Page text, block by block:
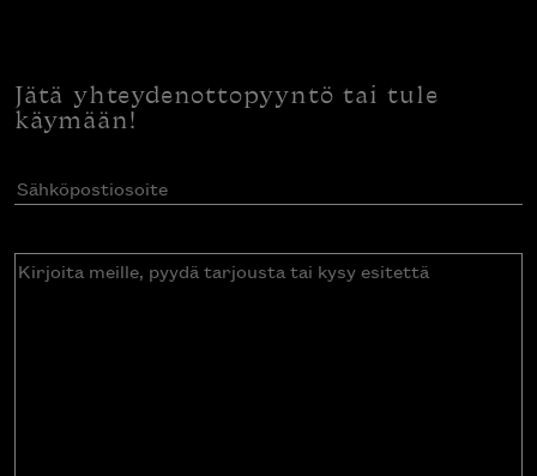
Jätä yhteydenottopyyntö tai tule
käymään!
Sähköpostiosoite(Pakollinen)
Kirjoita